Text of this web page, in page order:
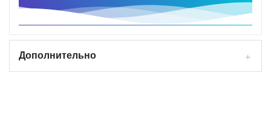
Дополнительно